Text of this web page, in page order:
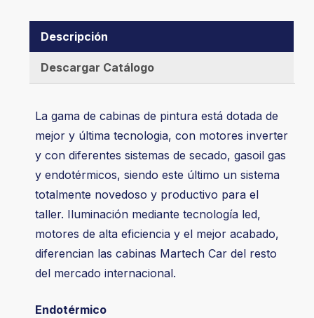
Descripción
Descargar Catálogo
La gama de cabinas de pintura está dotada de
mejor y última tecnologia, con motores inverter
y con diferentes sistemas de secado, gasoil gas
y endotérmicos, siendo este último un sistema
totalmente novedoso y productivo para el
taller. Iluminación mediante tecnología led,
motores de alta eficiencia y el mejor acabado,
diferencian las cabinas Martech Car del resto
del mercado internacional.
Endotérmico